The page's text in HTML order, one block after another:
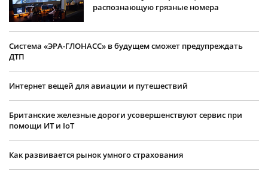
распознающую грязные номера
Система «ЭРА-ГЛОНАСС» в будущем сможет предупреждать
ДТП
Интернет вещей для авиации и путешествий
Британские железные дороги усовершенствуют сервис при
помощи ИТ и IoT
Как развивается рынок умного страхования